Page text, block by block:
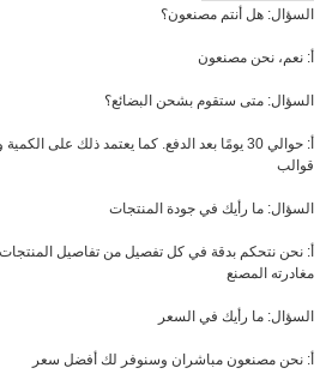
السؤال: هل أنتم مصنعون؟
أ: نعم، نحن مصنعون
السؤال: متى ستقوم بشحن البضائع؟
أ: حوالي 30 يومًا بعد الدفع. كما يعتمد ذلك على
قوالب
السؤال: ما رأيك في جودة المنتجات
أ: نحن نتحكم بدقة في كل تفصيل من تفاصيل
مغادرته المصنع
السؤال: ما رأيك في السعر
أ: نحن مصنعون مباشران وسنوفر لك أفضل سعر